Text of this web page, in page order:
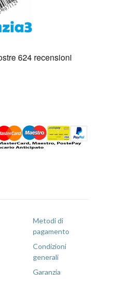
Metodi di
pagamento
Condizioni
generali
Garanzia